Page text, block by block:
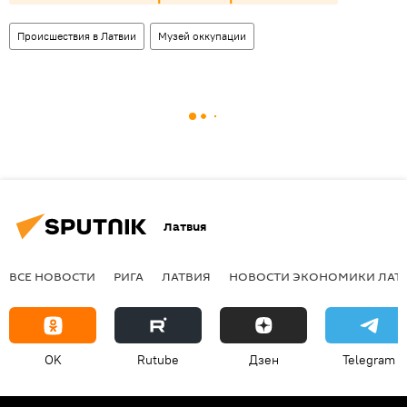
Происшествия в Латвии Музей оккупации
Латвия
ВСЕ НОВОСТИ РИГА ЛАТВИЯ НОВОСТИ ЭКОНОМИКИ
OK Rutube Дзен Telegram